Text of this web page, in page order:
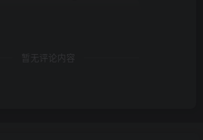
暂无评论内容